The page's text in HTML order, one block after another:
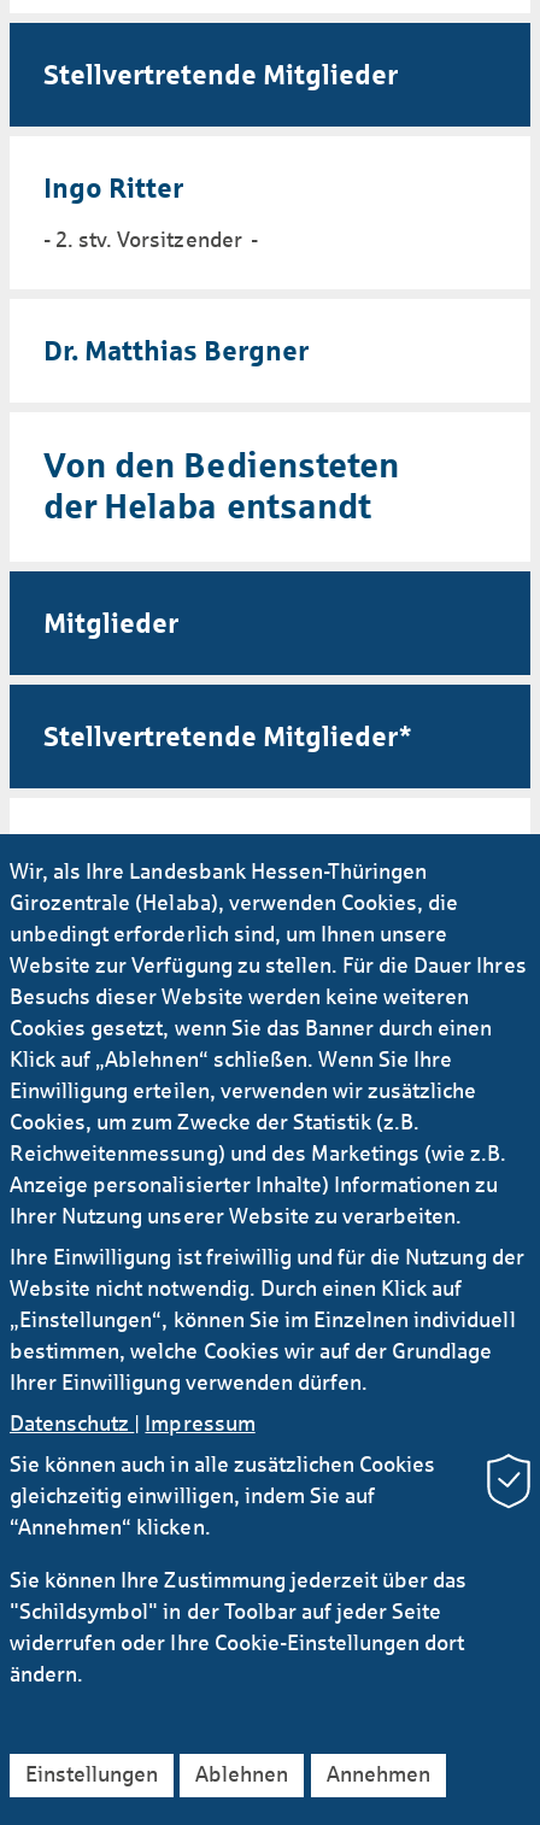
Stellvertretende Mitglieder
Ingo Ritter
- 2. stv. Vorsitzender -
Dr. Matthias Bergner
Von den Bediensteten
der Helaba entsandt
Mitglieder
Stellvertretende Mitglieder*
- 5. stv. Vorsitzender -
Thomas Sittner
Sven Ansorg
Frank Beck
Thorsten Kiwitz
Robert Schopplich
Christiane Kutil
Sabine Thomsen
Annette Langner
Wir, als Ihre Landesbank Hessen-Thüringen
Girozentrale (Helaba), verwenden Cookies, die
unbedingt erforderlich sind, um Ihnen unsere
Website zur Verfügung zu stellen. Für die Dauer Ihres
Besuchs dieser Website werden keine weiteren
Cookies gesetzt, wenn Sie das Banner durch einen
Klick auf „Ablehnen“ schließen. Wenn Sie Ihre
Einwilligung erteilen, verwenden wir zusätzliche
Cookies, um zum Zwecke der Statistik (z.B.
Reichweitenmessung) und des Marketings (wie z.B.
Anzeige personalisierter Inhalte) Informationen zu
Ihrer Nutzung unserer Website zu verarbeiten.
Ihre Einwilligung ist freiwillig und für die Nutzung der
Website nicht notwendig. Durch einen Klick auf
„Einstellungen“, können Sie im Einzelnen individuell
bestimmen, welche Cookies wir auf der Grundlage
Ihrer Einwilligung verwenden dürfen.
Datenschutz | Impressum
Sie können auch in alle zusätzlichen Cookies
gleichzeitig einwilligen, indem Sie auf
“Annehmen“ klicken.
Sie können Ihre Zustimmung jederzeit über das
"Schildsymbol" in der Toolbar auf jeder Seite
widerrufen oder Ihre Cookie-Einstellungen dort
ändern.
Einstellungen Ablehnen Annehmen